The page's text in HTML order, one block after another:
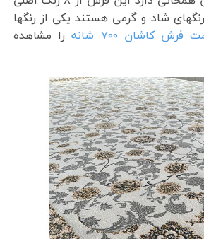
شاد و گرمی هستند یکی از رنگها
فرش کاشان ۷۰۰ شانه
را مشاهده